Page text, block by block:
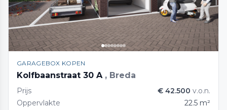
GARAGEBOX KOPEN
Kolfbaanstraat 30 A , Breda
Prijs € 42.500 v.o.n.
Oppervlakte
22.5 m²